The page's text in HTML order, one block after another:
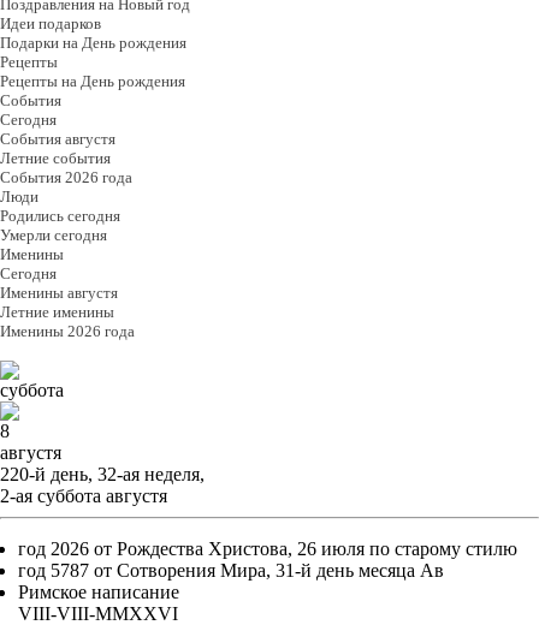
Поздравления на Новый год
Идеи подарков
Подарки на День рождения
Рецепты
Рецепты на День рождения
События
Cегодня
События августя
Летние события
События 2026 года
Люди
Родились сегодня
Умерли сегодня
Именины
Cегодня
Именины августя
Летние именины
Именины 2026 года
суббота
8
августя
220-й день, 32-ая неделя,
2-ая суббота августя
год 2026 от Рождества Христова, 26 июля по старому стилю
год 5787 от Сотворения Мира, 31-й день месяца Ав
Римское написание
VIII-VIII-MMXXVI